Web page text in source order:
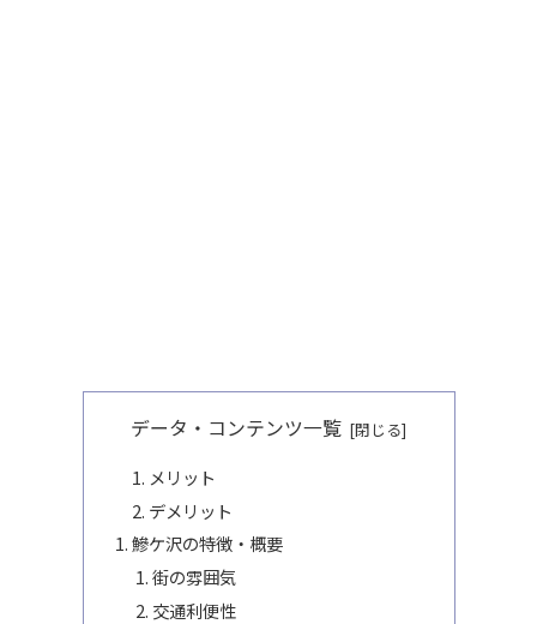
データ・コンテンツ一覧
メリット
デメリット
鰺ケ沢の特徴・概要
街の雰囲気
交通利便性